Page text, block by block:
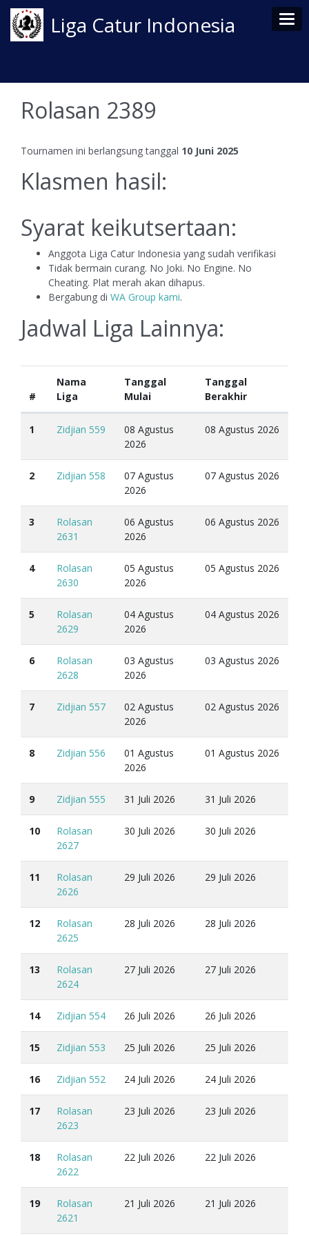
Liga Catur Indonesia
Rolasan 2389
Tournamen ini berlangsung tanggal 10 Juni 2025
Klasmen hasil:
Syarat keikutsertaan:
Anggota Liga Catur Indonesia yang sudah verifikasi
Tidak bermain curang. No Joki. No Engine. No
Cheating. Plat merah akan dihapus.
Bergabung di WA Group kami.
Jadwal Liga Lainnya:
#
Nama
Liga
Tanggal
Mulai
Tanggal
Berakhir
1 Zidjian 559
08 Agustus
2026
08 Agustus 2026
2 Zidjian 558
07 Agustus
2026
07 Agustus 2026
3
Rolasan
2631
06 Agustus
2026
06 Agustus 2026
4
Rolasan
2630
05 Agustus
2026
05 Agustus 2026
5
Rolasan
2629
04 Agustus
2026
04 Agustus 2026
6
Rolasan
2628
03 Agustus
2026
03 Agustus 2026
7 Zidjian 557
02 Agustus
2026
02 Agustus 2026
8 Zidjian 556
01 Agustus
2026
01 Agustus 2026
9 Zidjian 555 31 Juli 2026 31 Juli 2026
10
Rolasan
2627
30 Juli 2026 30 Juli 2026
11
Rolasan
2626
29 Juli 2026 29 Juli 2026
12
Rolasan
2625
28 Juli 2026 28 Juli 2026
13
Rolasan
2624
27 Juli 2026 27 Juli 2026
14 Zidjian 554 26 Juli 2026 26 Juli 2026
15 Zidjian 553 25 Juli 2026 25 Juli 2026
16 Zidjian 552 24 Juli 2026 24 Juli 2026
17
Rolasan
2623
23 Juli 2026 23 Juli 2026
18
Rolasan
2622
22 Juli 2026 22 Juli 2026
19
Rolasan
2621
21 Juli 2026 21 Juli 2026